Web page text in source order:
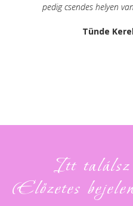
pedig csendes helyen
Tünde
Itt találsz
(Előzetes